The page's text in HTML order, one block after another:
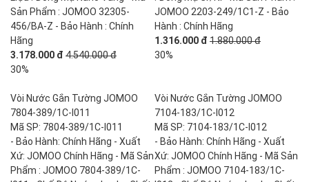
Sản Phẩm : JOMOO 32305-
456/BA-Z - Bảo Hành : Chính
Hãng
3.178.000 đ 4.540.000 đ
30%
JOMOO 2203-249/1C1-Z - Bảo
Hành : Chính Hãng
1.316.000 đ 1.880.000 đ
30%
Vòi Nước Gắn Tường JOMOO
7804-389/1C-I011
Mã SP: 7804-389/1C-I011
- Bảo Hành: Chính Hãng - Xuất
Xứ: JOMOO Chính Hãng - Mã Sản
Phẩm : JOMOO 7804-389/1C-
Vòi Nước Gắn Tường JOMOO
7104-183/1C-I012
Mã SP: 7104-183/1C-I012
- Bảo Hành: Chính Hãng - Xuất
Xứ: JOMOO Chính Hãng - Mã Sản
Phẩm : JOMOO 7104-183/1C-